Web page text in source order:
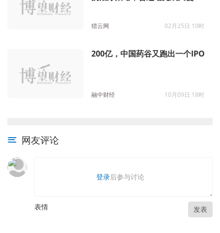
猎云网 02月25日 10时
200亿，中国药谷又跑出一个IPO
融中财经 10月09日 18时
网友评论
登录后参与讨论
表情 发表